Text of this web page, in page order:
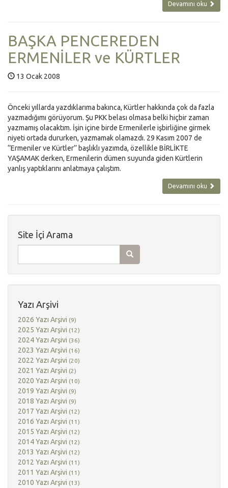
Devamını oku
BAŞKA PENCEREDEN
ERMENİLER ve KÜRTLER
13 Ocak 2008
Önceki yıllarda yazdıklarıma bakınca, Kürtler hakkında çok da fazla
yazmadığımı görüyorum. Şu PKK belası olmasa belki hiçbir zaman
yazmamış olacaktım. İşin içine birde Ermenilerle işbirliğine girmek
niyeti ortada dururken, yazmamak olamazdı. 29 Kasım 2007 de
‘’Ermeniler ve Kürtler’’ başlıklı yazımda, özellikle BİRLİKTE
YAŞAMAK derken, Ermenilerin dümen suyunda giden Kürtlerin
yanlış yaptıklarını anlatmaya çalıştım.
Devamını oku
Site İçi Arama
Yazı Arşivi
2026 Yazı Arşivi (9)
2025 Yazı Arşivi (12)
2024 Yazı Arşivi (36)
2023 Yazı Arşivi (16)
2022 Yazı Arşivi (20)
2021 Yazı Arşivi (2)
2020 Yazı Arşivi (10)
2019 Yazı Arşivi (9)
2018 Yazı Arşivi (9)
2017 Yazı Arşivi (12)
2016 Yazı Arşivi (11)
2015 Yazı Arşivi (12)
2014 Yazı Arşivi (12)
2013 Yazı Arşivi (12)
2012 Yazı Arşivi (11)
2011 Yazı Arşivi (11)
2010 Yazı Arşivi (13)